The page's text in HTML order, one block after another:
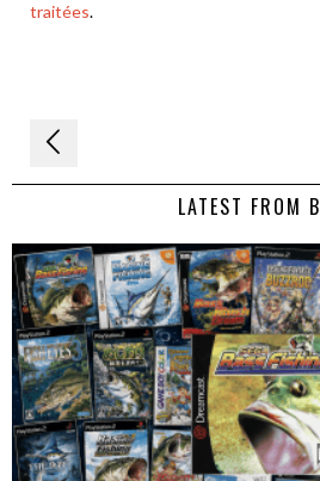
traitées.
Navigation
de LATEST FROM